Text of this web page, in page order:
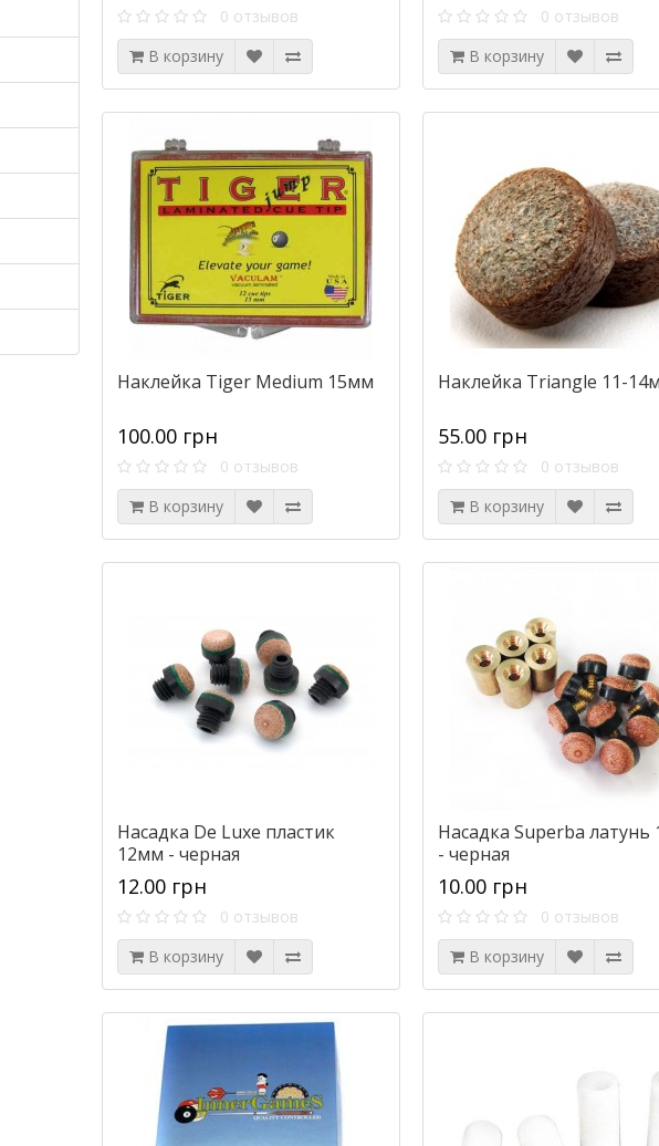
0 отзывов
В корзину
0 отзывов
В корзину
Наклейка Tiger Medium 15мм
100.00 грн
0 отзывов
В корзину
Наклейка Triangle 11-
55.00 грн
0 отзывов
В корзину
Насадка De Luxe пластик
12мм - черная
12.00 грн
0 отзывов
В корзину
Насадка Superba
- черная
10.00 грн
0 отзывов
В корзину